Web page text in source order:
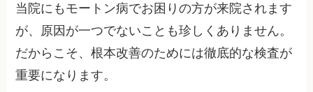
当院にもモートン病でお困りの方が来院されます
が、原因が一つでないことも珍しくありません。
だからこそ、根本改善のためには徹底的な検査が
重要になります。